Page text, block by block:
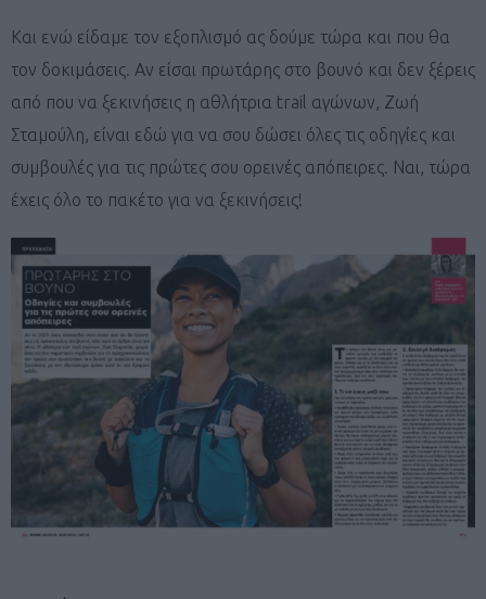
Και ενώ είδαμε τον εξοπλισμό ας δούμε τώρα και που θα
τον δοκιμάσεις. Αν είσαι πρωτάρης στο βουνό και δεν ξέρεις
από που να ξεκινήσεις η αθλήτρια trail αγώνων, Ζωή
Σταμούλη, είναι εδώ για να σου δώσει όλες τις οδηγίες και
συμβουλές για τις πρώτες σου ορεινές απόπειρες. Ναι, τώρα
έχεις όλο το πακέτο για να ξεκινήσεις!